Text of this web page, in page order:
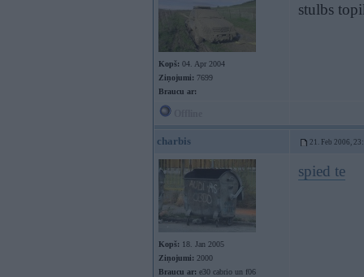
Kopš: 04. Apr 2004
Ziņojumi: 7699
Braucu ar:
stulbs
charbis 21. Feb 2006,
Kopš: 18. Jan 2005
Ziņojumi: 2000
Braucu ar: e30 cabrio un f06
spied te